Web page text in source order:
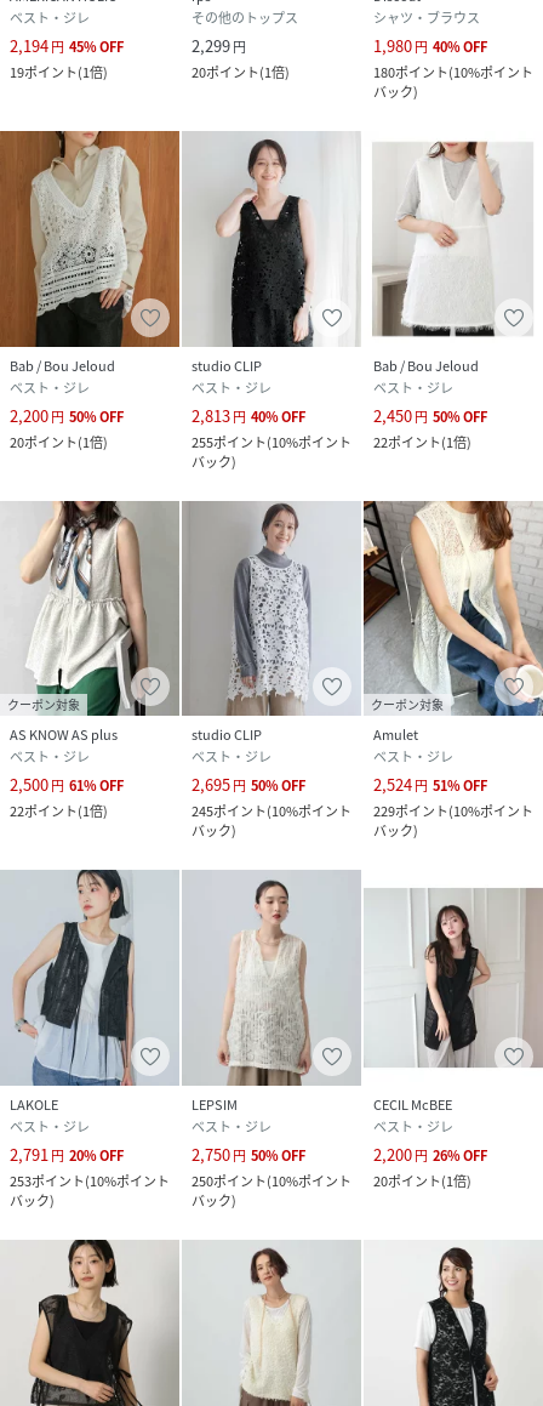
ベスト・ジレ
2,194円 45%OFF
19ポイント(1倍)
その他のトップス
2,299円
20ポイント(1倍)
シャツ・ブラウス
1,980円 40%OFF
180ポイント(10%ポイント
バック)
Bab / Bou Jeloud
ベスト・ジレ
2,200円 50%OFF
20ポイント(1倍)
studio CLIP
ベスト・ジレ
2,813円 40%OFF
255ポイント(10%ポイント
バック)
Bab / Bou Jeloud
ベスト・ジレ
2,450円 50%OFF
22ポイント(1倍)
クーポン対象
AS KNOW AS plus
ベスト・ジレ
2,500円 61%OFF
22ポイント(1倍)
studio CLIP
ベスト・ジレ
2,695円 50%OFF
245ポイント(10%ポイント
バック)
クーポン対象
Amulet
ベスト・ジレ
2,524円 51%OFF
229ポイント(10%ポイント
バック)
LAKOLE
ベスト・ジレ
2,791 円 20%OFF
253ポイント(10%ポイント
バック)
LEPSIM
ベスト・ジレ
2,750円 50%OFF
250ポイント(10%ポイント
バック)
CECIL McBEE
ベスト・ジレ
2,200円 26%OFF
20ポイント(1倍)